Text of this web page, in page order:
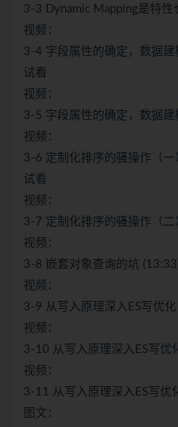
3-3 Dynamic Mapping是特性
视频：
3-4 字段属性的确定，数据
试看
视频：
3-5 字段属性的确定，数据
视频：
3-6 定制化排序的骚操作（一
试看
视频：
3-7 定制化排序的骚操作（二
视频：
3-8 嵌套对象查询的坑
视频：
3-9 从写入原理深入ES写优
视频：
3-10 从写入原理深入ES写优
视频：
3-11 从写入原理深入ES写优
图文：